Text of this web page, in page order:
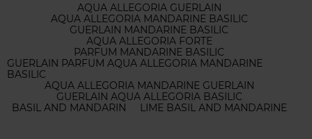
AQUA ALLEGORIA GUERLAIN
AQUA ALLEGORIA MANDARINE BASILIC
GUERLAIN MANDARINE BASILIC
AQUA ALLEGORIA FORTE
PARFUM MANDARINE BASILIC
GUERLAIN PARFUM AQUA ALLEGORIA MANDARINE
BASILIC
AQUA ALLEGORIA MANDARINE GUERLAIN
GUERLAIN AQUA ALLEGORIA BASILIC
BASIL AND MANDARIN
LIME BASIL AND MANDARINE